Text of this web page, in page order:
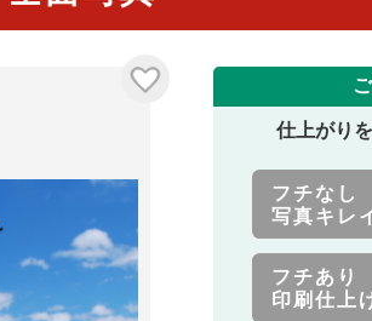
仕上がり
フチなし
写真キレ
フチあり
印刷仕上